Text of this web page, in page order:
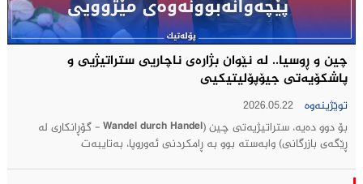
چین و ڕوسیا.. لە نێوان بژارەی ناچاریی ستراتیژيی و
پاشکۆیەتی جیۆپۆلیتیکيی
توێژینەوە
2026.05.22
بۆ دوو دەیە، ستراتیژیەتی چین (Wandel durch Handel - گۆڕانکاری لە
ڕێگەی بازرگانی) وابەستە بوو بە ڕامکردنی ئەوروپا، بەتایبەت